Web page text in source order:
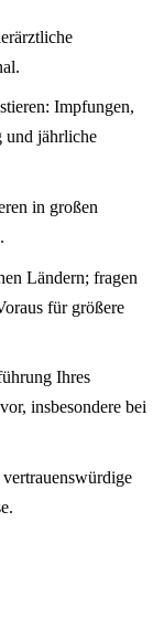
Impfungen,
und jährliche
in großen
Ländern; fragen
für größere
Ihres
insbesondere bei